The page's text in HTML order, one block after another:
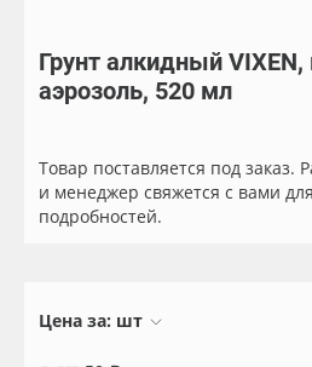
Каталог
Бренды
Оплата
Весь каталог
Самоклеящиеся плёнки
Чернила
Грунт алкидный
аэрозоль, 520 мл
Товар поставляется под заказ.
и менеджер свяжется с вами
подробностей.
Цена за: шт